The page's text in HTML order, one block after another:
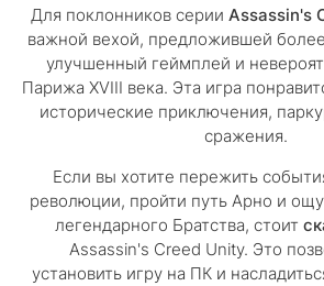
Для поклонников серии Assassin's
важной вехой, предложившей
улучшенный геймплей и
Парижа XVIII века. Эта игра
исторические приключения,
сражения.
Если вы хотите пережить
революции, пройти путь Арно и
легендарного Братства, стоит
Assassin's Creed Unity. Это
установить игру на ПК и